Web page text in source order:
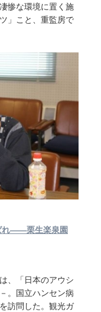
惨な環境に置く施
」こと、重監房で
れ――栗生楽泉園
、「日本のアウシ
。国立ハンセン病
訪問した。観光ガ